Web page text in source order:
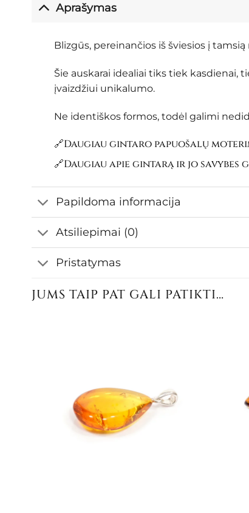
Aprašymas
Blizgūs, pereinančios iš šviesios į
Šie auskarai idealiai tiks tiek kasdienai,
įvaizdžiui unikalumo.
Ne identiškos formos, todėl galimi
🔗Daugiau gintaro papuošalų
🔗Daugiau apie gintarą ir jo
Papildoma informacija
Atsiliepimai (0)
Pristatymas
JUMS TAIP PAT GALI PATIKTI…